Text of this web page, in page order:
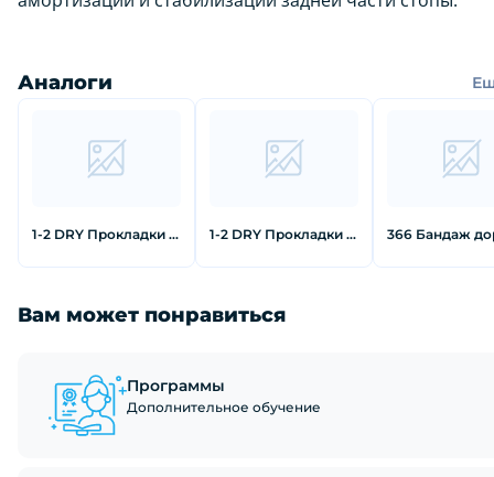
Аналоги
1-2 DRY Прокладки для подмышек от пота для одежды без рукавов 1-2 DRY Прокладки для подмышек от пота черного цвета большие 12 шт
Вам может понравиться
Программы
Дополнительное обучение